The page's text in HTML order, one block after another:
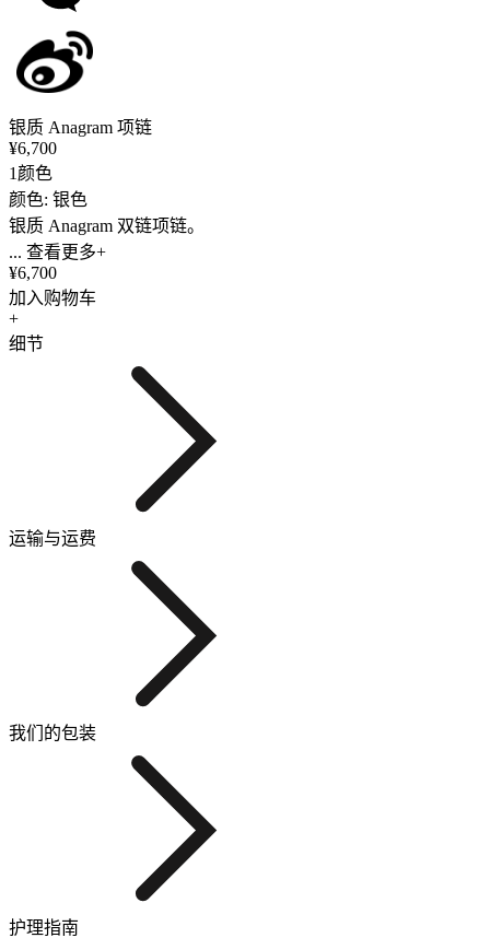
银质 Anagram 项链
¥6,700
1颜色
颜色: 银色
银质 Anagram 双链项链。
... 查看更多+
¥6,700
加入购物车
+
细节
运输与运费
我们的包装
护理指南